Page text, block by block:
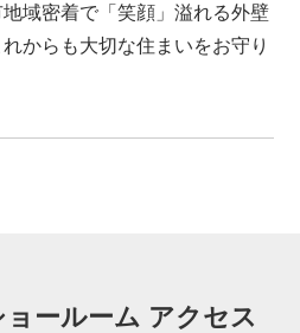
域密着で「笑顔」溢れる外壁
からも大切な住まいをお守り
ョールーム アクセス